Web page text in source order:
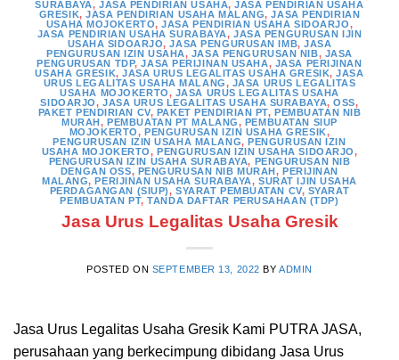
SURABAYA,JASA PENDIRIAN USAHA,JASA PENDIRIAN USAHA
GRESIK,JASA PENDIRIAN USAHA MALANG,JASA PENDIRIAN
USAHA MOJOKERTO,JASA PENDIRIAN USAHA SIDOARJO,
JASA PENDIRIAN USAHA SURABAYA,JASA PENGURUSAN IJIN
USAHA SIDOARJO,JASA PENGURUSAN IMB,JASA
PENGURUSAN IZIN USAHA, JASA PENGURUSAN NIB, JASA
PENGURUSAN TDP,JASA PERIJINAN USAHA, JASA PERIJINAN
USAHA GRESIK,JASA URUS LEGALITAS USAHA GRESIK,JASA
URUS LEGALITAS USAHA MALANG, JASA URUS LEGALITAS
USAHA MOJOKERTO, JASA URUS LEGALITAS USAHA
SIDOARJO,JASA URUS LEGALITAS USAHA SURABAYA,OSS,
PAKET PENDIRIAN CV, PAKET PENDIRIAN PT,PEMBUATAN NIB
MURAH,PEMBUATAN PT MALANG, PEMBUATAN SIUP
MOJOKERTO, PENGURUSAN IZIN USAHA GRESIK,
PENGURUSAN IZIN USAHA MALANG,PENGURUSAN IZIN
USAHA MOJOKERTO,PENGURUSAN IZIN USAHA SIDOARJO,
PENGURUSAN IZIN USAHA SURABAYA, PENGURUSAN NIB
DENGAN OSS, PENGURUSAN NIB MURAH, PERIJINAN
MALANG,PERIJINAN USAHA SURABAYA,SURAT IJIN USAHA
PERDAGANGAN (SIUP),SYARAT PEMBUATAN CV, SYARAT
PEMBUATAN PT,TANDA DAFTAR PERUSAHAAN (TDP)
Jasa Urus Legalitas Usaha Gresik
POSTED ON SEPTEMBER 13, 2022 BYADMIN
Jasa Urus Legalitas Usaha Gresik Kami PUTRA JASA,
perusahaan yang berkecimpung dibidang Jasa Urus